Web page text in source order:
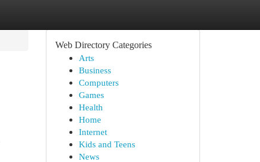
Web Directory Categories
Arts
Business
Computers
Games
Health
Home
Internet
Kids and Teens
News